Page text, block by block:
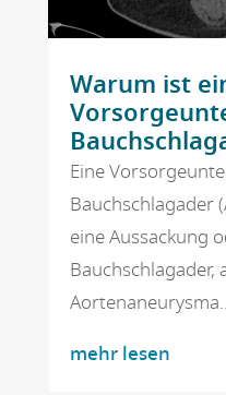
Warum ist
Eine
Bauchschlagader
eine Aussackung
Bauchschlagader,
Aortenaneurysma...
mehr lesen